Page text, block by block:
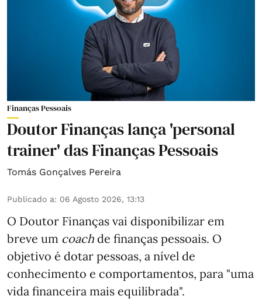
Finanças Pessoais
Doutor Finanças lança 'personal
trainer' das Finanças Pessoais
Tomás Gonçalves Pereira
Publicado a: 06 Agosto 2026, 13:13
O Doutor Finanças vai disponibilizar em
breve um coach de finanças pessoais. O
objetivo é dotar pessoas, a nível de
conhecimento e comportamentos, para "uma
vida financeira mais equilibrada".